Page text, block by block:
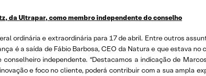
da Ultrapar, como membro independente do conselho
ordinária e extraordinária para 17 de abril. Entre outros
é a saída de Fábio Barbosa, CEO da Natura e que estava
conselheiro independente. “Destacamos a indicação de
e foco no cliente, poderá contribuir com a sua ampla